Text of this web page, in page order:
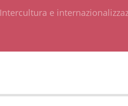
Intercultura e